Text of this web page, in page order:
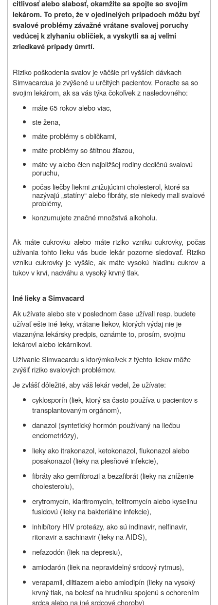
citlivosť alebo slabosť, okamžite sa spojte so svojím
lekárom. To preto, že v ojedinelých prípadoch môžu byť
svalové problémy závažné vrátane svalovej poruchy
vedúcej k zlyhaniu obličiek, a vyskytli sa aj veľmi
zriedkavé prípady úmrtí.
Riziko poškodenia svalov je väčšie pri vyšších dávkach
Simvacardua je zvýšené u určitých pacientov. Poraďte sa so
svojim lekárom, ak sa vás týka čokoľvek z nasledovného:
máte 65 rokov alebo viac,
ste žena,
máte problémy s obličkami,
máte problémy so štítnou žľazou,
máte vy alebo člen najbližšej rodiny dedičnú svalovú
poruchu,
počas liečby liekmi znižujúcimi cholesterol, ktoré sa
nazývajú „statíny“ alebo fibráty, ste niekedy mali svalové
problémy,
konzumujete značné množstvá alkoholu.
Ak máte cukrovku alebo máte riziko vzniku cukrovky, počas
užívania tohto lieku vás bude lekár pozorne sledovať. Riziko
vzniku cukrovky je vyššie, ak máte vysokú hladinu cukrov a
tukov v krvi, nadváhu a vysoký krvný tlak.
Iné lieky a Simvacard
Ak užívate alebo ste v poslednom čase užívali resp. budete
užívať ešte iné lieky, vrátane liekov, ktorých výdaj nie je
viazanýna lekársky predpis, oznámte to, prosím, svojmu
lekárovi alebo lekárnikovi.
Užívanie Simvacardu s ktorýmkoľvek z týchto liekov môže
zvýšiť riziko svalových problémov.
Je zvlášť dôležité, aby váš lekár vedel, že užívate:
cyklosporín (liek, ktorý sa často používa u pacientov s
transplantovaným orgánom),
danazol (syntetický hormón používaný na liečbu
endometriózy),
lieky ako itrakonazol, ketokonazol, flukonazol alebo
posakonazol (lieky na plesňové infekcie),
fibráty ako gemfibrozil a bezafibrát (lieky na zníženie
cholesterolu),
erytromycín, klaritromycín, telitromycín alebo kyselinu
fusidovú (lieky na bakteriálne infekcie),
inhibítory HIV proteázy, ako sú indinavir, nelfinavir,
ritonavir a sachinavir (lieky na AIDS),
nefazodón (liek na depresiu),
amiodarón (liek na nepravidelný srdcový rytmus),
verapamil, diltiazem alebo amlodipín (lieky na vysoký
krvný tlak, na bolesť na hrudníku spojenú s ochorením
srdca alebo na iné srdcové choroby)